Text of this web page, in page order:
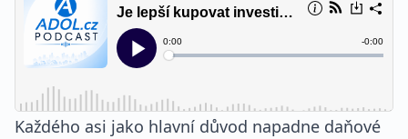
Každého asi jako hlavní důvod napadne daňové